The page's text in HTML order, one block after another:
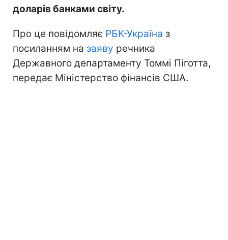
доларів банками світу.
Про це повідомляє РБК-Україна з
посиланням на заяву речника
Державного департаменту Томмі Піготта,
передає Міністерство фінансів США.